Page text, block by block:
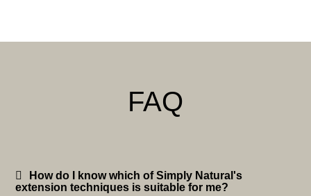
FAQ
How do I know which of Simply Natural's
extension techniques is suitable for me?